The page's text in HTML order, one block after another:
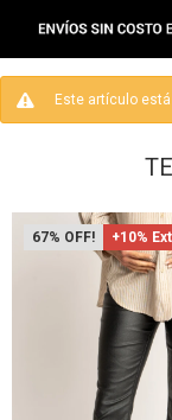
Este artículo
67 +10%